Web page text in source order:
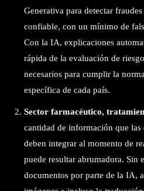
Generativa para detectar
confiable, con un mínimo de
Con la IA, explicaciones
rápida de la evaluación de
necesarios para cumplir la
específica de cada país.
Sector farmacéutico,
cantidad de información que
deben integrar al momento de
puede resultar abrumadora. Sin
documentos por parte de la IA,